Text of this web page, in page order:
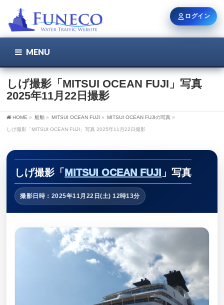
MENU
しげ撮影「MITSUI OCEAN FUJI」写真
2025年11月22日撮影
HOME » 船舶 » MITSUI OCEAN FUJI » MITSUI OCEAN FUJIの写真 »
しげ撮影「MITSUI OCEAN FUJI」写真 2025年11月22日撮影
しげ撮影「 MITSUI OCEAN FUJI 」写真
撮影日時：2025年11月22日(土) 12時13分
ログイン
ユーザー名 / メール
パスワード
新規登録 パスワードを忘れた方